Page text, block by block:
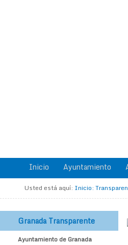
Inicio Ayuntamiento
Usted está aquí: Inicio:
Granada Transparente
Ayuntamiento de Granada